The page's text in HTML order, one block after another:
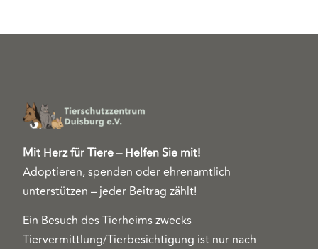
Mit Herz für Tiere – Helfen Sie mit!
Adoptieren, spenden oder ehrenamtlich
unterstützen – jeder Beitrag zählt!
Ein Besuch des Tierheims zwecks
Tiervermittlung/Tierbesichtigung ist nur nach